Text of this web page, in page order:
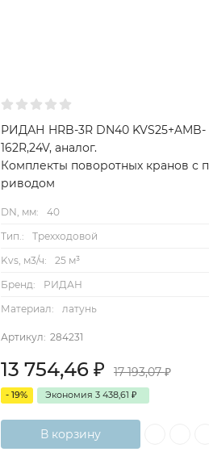
РИДАН HRB-3R DN40 KVS25+AMB-
162R,24V, аналог.
Комплекты поворотных кранов с п
риводом
DN, мм:
40
Тип.:
Трехходовой
Kvs, м3/ч:
25 м³
Бренд:
РИДАН
Материал:
латунь
Артикул: 284231
13 754,46 ₽ 17 193,07₽
- 19% Экономия 3 438,61 ₽
В корзину